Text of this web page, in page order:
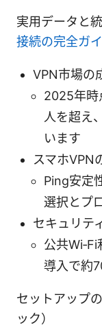
実用データと
接続の完全ガ
VPN市場の
2025年時
人を超え
います
スマホVPN
Ping安定
選択とプ
セキュリテ
公共
導入で約
セットアップ
ック）